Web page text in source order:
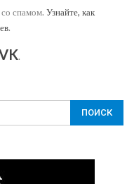
спамом. Узнайте, как
.
.